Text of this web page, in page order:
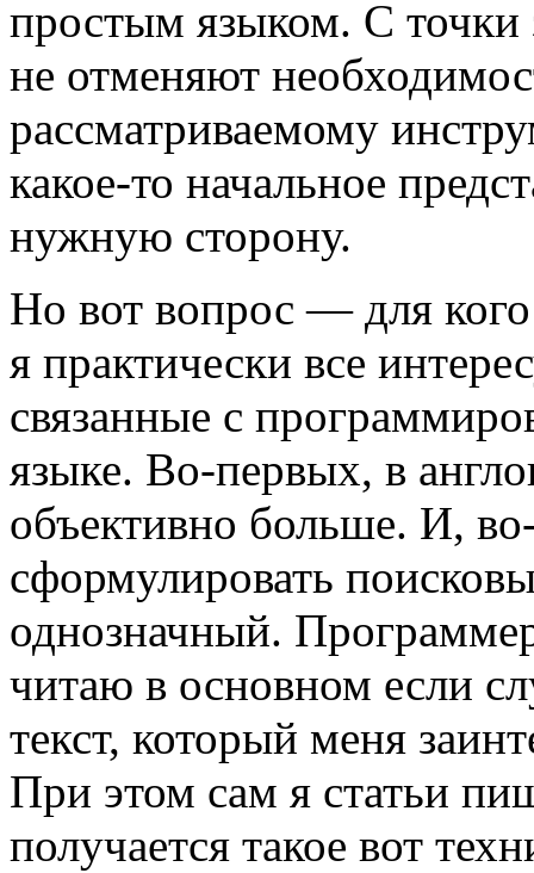
простым языком. С точки
не отменяют
рассматриваемому
какое-то начальное
нужную сторону.
Но вот вопрос — для
я практически все
связанные с
языке. Во-первых, в
объективно больше. И,
сформулировать
однозначный.
читаю в основном если
текст, который меня
При этом сам я статьи
получается такое вот